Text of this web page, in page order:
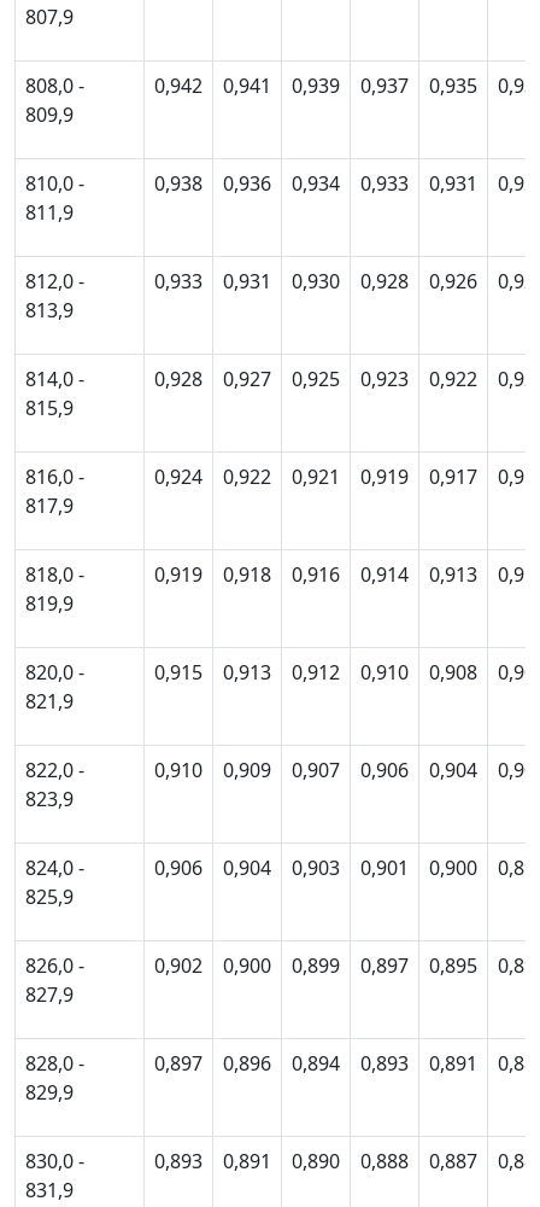
807,9
808,0 -
809,9
0,942 0,941 0,939 0,937 0,935
810,0 -
811,9
0,938 0,936 0,934 0,933 0,931
812,0 -
813,9
0,933 0,931 0,930 0,928 0,926
814,0 -
815,9
0,928 0,927 0,925 0,923 0,922
816,0 -
817,9
0,924 0,922 0,921 0,919 0,917
818,0 -
819,9
0,919 0,918 0,916 0,914 0,913
820,0 -
821,9
0,915 0,913 0,912 0,910 0,908
822,0 -
823,9
0,910 0,909 0,907 0,906 0,904
824,0 -
825,9
0,906 0,904 0,903 0,901 0,900
826,0 -
827,9
0,902 0,900 0,899 0,897 0,895
828,0 -
829,9
0,897 0,896 0,894 0,893 0,891
830,0 -
831,9
0,893 0,891 0,890 0,888 0,887